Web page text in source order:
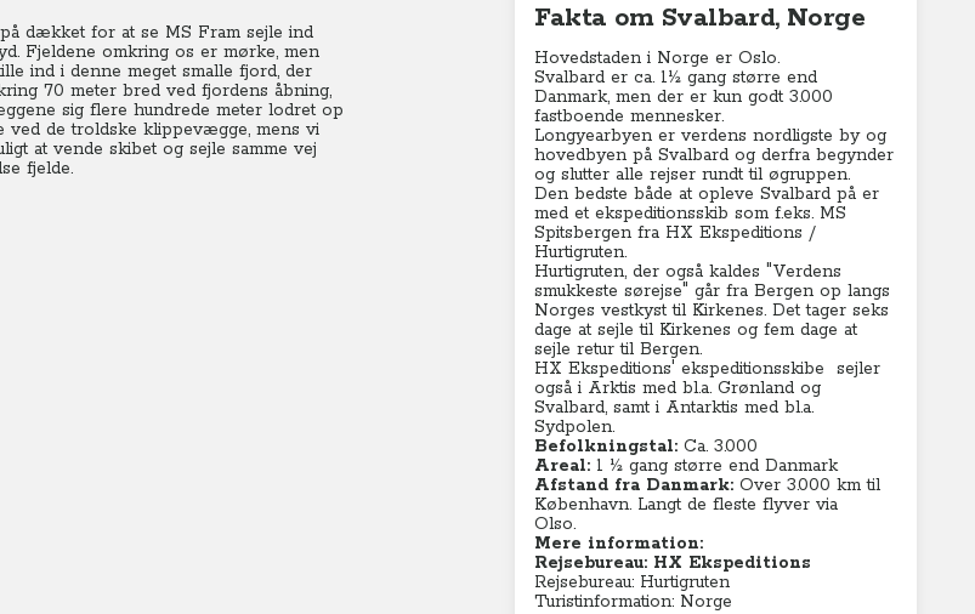
dækket for at se MS Fram sejle ind
Fjeldene omkring os er mørke, men
ind i denne meget smalle fjord, der
70 meter bred ved fjordens åbning,
sig flere hundrede meter lodret op
de troldske klippevægge, mens vi
at vende skibet og sejle samme vej
fjelde.
Fakta om Svalbard, Norge
Hovedstaden i Norge er Oslo.
Svalbard er ca. 1½ gang større end
Danmark, men der er kun godt 3.000
fastboende mennesker.
Longyearbyen er verdens nordligste by og
hovedbyen på Svalbard og derfra begynder
og slutter alle rejser rundt til øgruppen.
Den bedste både at opleve Svalbard på er
med et ekspeditionsskib som f.eks. MS
Spitsbergen fra HX Ekspeditions /
Hurtigruten.
Hurtigruten, der også kaldes "Verdens
smukkeste sørejse" går fra Bergen op langs
Norges vestkyst til Kirkenes. Det tager seks
dage at sejle til Kirkenes og fem dage at
sejle retur til Bergen.
HX Ekspeditions' ekspeditionsskibe sejler
også i Arktis med bl.a. Grønland og
Svalbard, samt i Antarktis med bl.a.
Sydpolen.
Befolkningstal: Ca. 3.000
Areal:1 ½ gang større end Danmark
Afstand fra Danmark: Over 3.000 km til
København. Langt de fleste flyver via
Olso.
Mere information:
Rejsebureau: HX Ekspeditions
Rejsebureau: Hurtigruten
Turistinformation: Norge